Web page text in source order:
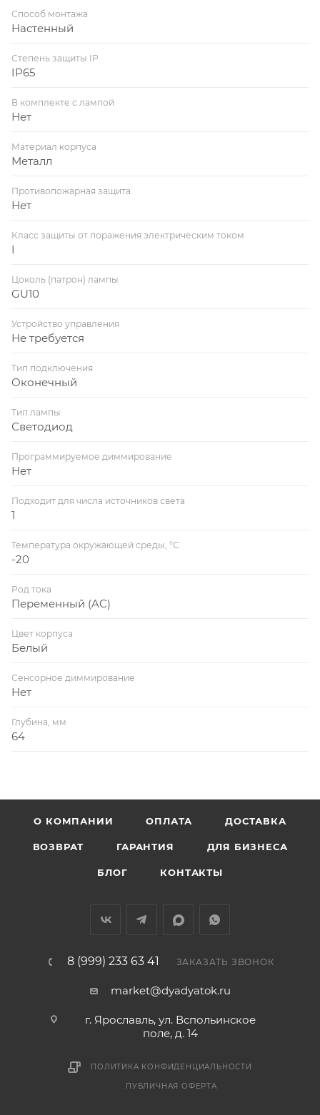
Способ монтажа
Настенный
Степень защиты IP
IP65
В комплекте с лампой
Нет
Материал корпуса
Металл
Противопожарная защита
Нет
Класс защиты от поражения электрическим током
I
Цоколь (патрон) лампы
GU10
Устройство управления
Не требуется
Тип подключения
Оконечный
Тип лампы
Светодиод
Программируемое диммирование
Нет
Подходит для числа источников света
1
Температура окружающей среды, °С
-20
Род тока
Переменный (AC)
Цвет корпуса
Белый
Сенсорное диммирование
Нет
Глубина, мм
64
О КОМПАНИИ ОПЛАТА ДОСТАВКА
ВОЗВРАТ ГАРАНТИЯ ДЛЯ БИЗНЕСА
БЛОГ КОНТАКТЫ
8 (999) 233 63 41 ЗАКАЗАТЬ ЗВОНОК
market@dyadyatok.ru
г. Ярославль, ул. Вспольинское
поле, д. 14
ПОЛИТИКА КОНФИДЕНЦИАЛЬНОСТИ
ПУБЛИЧНАЯ ОФЕРТА